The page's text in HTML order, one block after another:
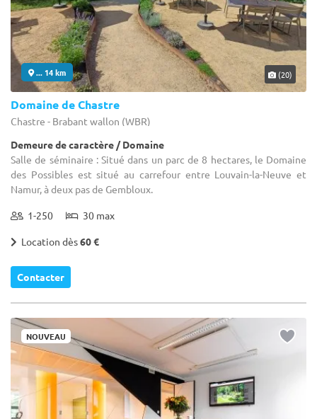
... 14 km (20)
Domaine de Chastre
Chastre - Brabant wallon (WBR)
Demeure de caractère / Domaine
Salle de séminaire : Situé dans un parc de 8 hectares, le Domaine
des Possibles est situé au carrefour entre Louvain-la-Neuve et
Namur, à deux pas de Gembloux.
1-250 30 max
Location dès60 €
Contacter
NOUVEAU